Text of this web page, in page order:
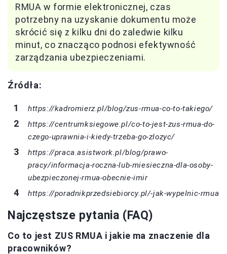
RMUA w formie elektronicznej, czas
potrzebny na uzyskanie dokumentu może
skrócić się z kilku dni do zaledwie kilku
minut, co znacząco podnosi efektywność
zarządzania ubezpieczeniami.
Źródła:
https://kadromierz.pl/blog/zus-rmua-co-to-takiego/
https://centrumksiegowe.pl/co-to-jest-zus-rmua-do-
czego-uprawnia-i-kiedy-trzeba-go-zlozyc/
https://praca.asistwork.pl/blog/prawo-
pracy/informacja-roczna-lub-miesieczna-dla-osoby-
ubezpieczonej-rmua-obecnie-imir
https://poradnikprzedsiebiorcy.pl/-jak-wypelnic-rmua
Najczęstsze pytania (FAQ)
Co to jest ZUS RMUA i jakie ma znaczenie dla
pracowników?